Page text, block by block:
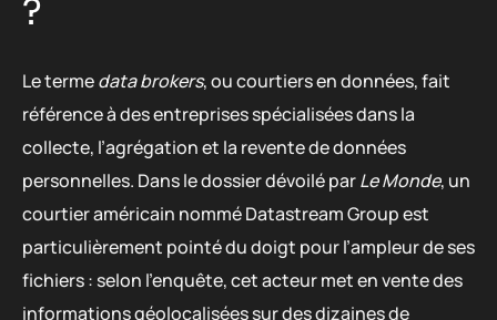
?
Le termedata brokers, ou courtiers en données, fait
référence à des entreprises spécialisées dans la
collecte, l’agrégation et la revente de données
personnelles. Dans le dossier dévoilé parLe Monde, un
courtier américain nommé Datastream Group est
particulièrement pointé du doigt pour l’ampleur de ses
fichiers : selon l’enquête, cet acteur met en vente des
informations géolocalisées sur des dizaines de